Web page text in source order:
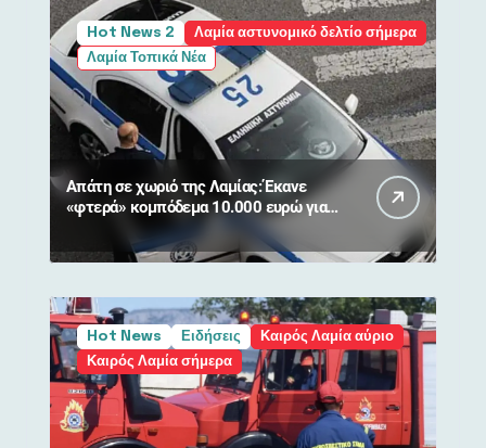
Hot News 2
Λαμία αστυνομικό δελτίο σήμερα
Λαμία Τοπικά Νέα
Απάτη σε χωριό της Λαμίας: Έκανε
«φτερά» κομπόδεμα 10.000 ευρώ για
Hot News Ειδήσεις
Καιρός Λαμία αύριο
Καιρός Λαμία σήμερα